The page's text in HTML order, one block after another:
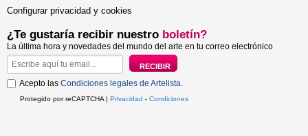
Configurar privacidad y cookies
¿Te gustaría recibir nuestro boletín?
La última hora y novedades del mundo del arte en tu correo electrónico
Acepto las Condiciones legales de Artelista.
Protegido por reCAPTCHA | Privacidad - Condiciones